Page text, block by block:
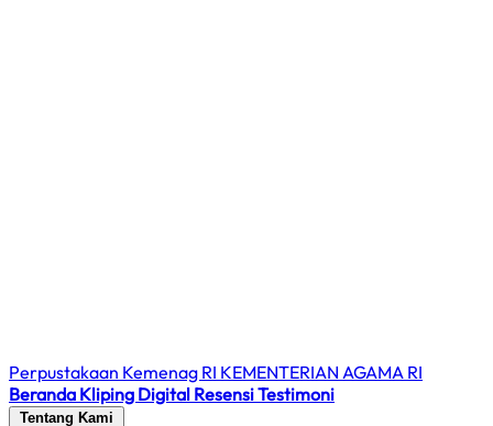
Perpustakaan Kemenag RI KEMENTERIAN AGAMA RI
Beranda Kliping Digital ResensiTestimoni
Tentang Kami